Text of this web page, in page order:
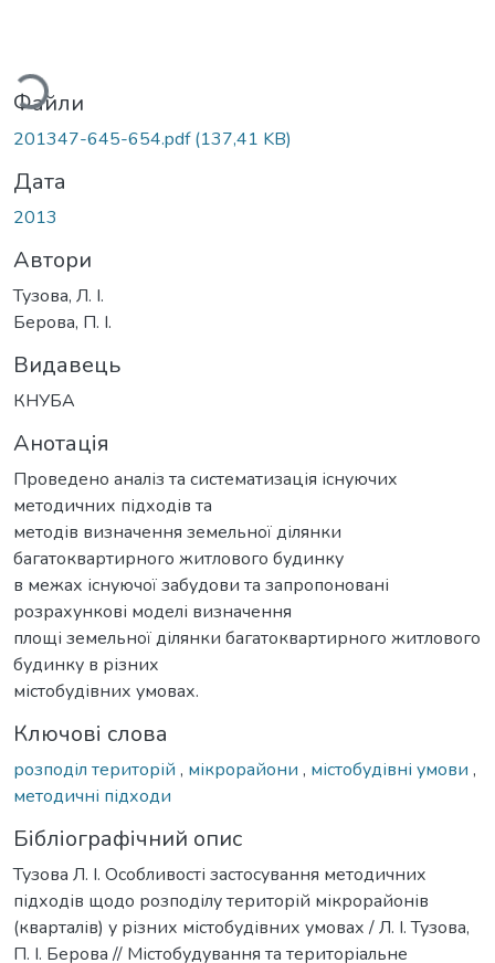
Файли
201347-645-654.pdf(137,41 KB)
Дата
2013
Автори
Тузова, Л. І.
Берова, П. І.
Видавець
КНУБА
Анотація
Проведено аналіз та систематизація існуючих
методичних підходів та
методів визначення земельної ділянки
багатоквартирного житлового будинку
в межах існуючої забудови та запропоновані
розрахункові моделі визначення
площі земельної ділянки багатоквартирного житлового
будинку в різних
містобудівних умовах.
Ключові слова
розподіл територій , мікрорайони , містобудівні умови ,
методичні підходи
Бібліографічний опис
Тузова Л. І. Особливості застосування методичних
підходів щодо розподілу територій мікрорайонів
(кварталів) у різних містобудівних умовах / Л. І. Тузова,
П. І. Берова // Містобудування та територіальне